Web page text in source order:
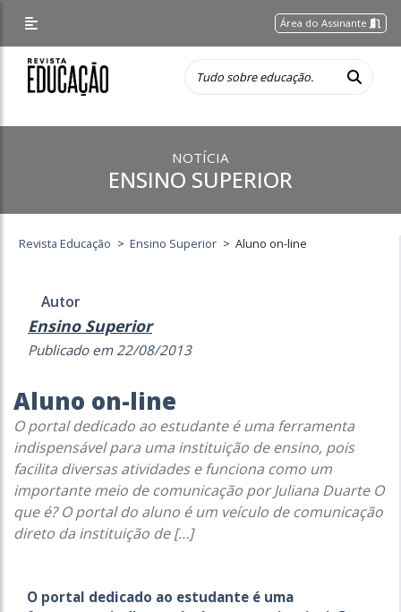
Área do Assinante
NOTÍCIA
ENSINO SUPERIOR
Revista Educação > Ensino Superior > Aluno on-line
Autor
Ensino Superior
Publicado em 22/08/2013
Aluno on-line
O portal dedicado ao estudante é uma ferramenta
indispensável para uma instituição de ensino, pois
facilita diversas atividades e funciona como um
importante meio de comunicação por Juliana Duarte O
que é? O portal do aluno é um veículo de comunicação
direto da instituição de […]
O portal dedicado ao estudante é uma